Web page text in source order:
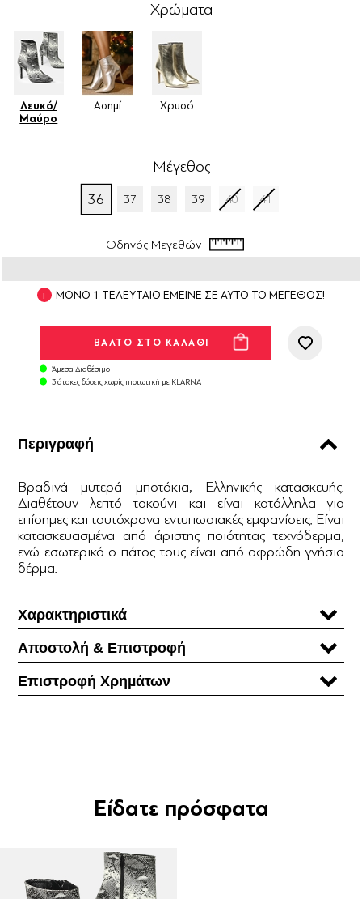
Χρώματα
Λευκό/
Μαύρο
Ασημί Χρυσό
Μέγεθος
36 37 38 39 40 41
Οδηγός Μεγεθών
ΜΟΝΟ 1 ΤΕΛΕΥΤΑΙΟ ΕΜΕΙΝΕ ΣΕ ΑΥΤΟ ΤΟ ΜΕΓΕΘΟΣ!
Άμεσα Διαθέσιμο
3 άτοκες δόσεις χωρίς πιστωτική με KLARNA
Περιγραφή
Βραδινά μυτερά μποτάκια, Ελληνικής κατασκευής.
Διαθέτουν λεπτό τακούνι και είναι κατάλληλα για
επίσημες και ταυτόχρονα εντυπωσιακές εμφανίσεις. Είναι
κατασκευασμένα από άριστης ποιότητας τεχνόδερμα,
ενώ εσωτερικά ο πάτος τους είναι από αφρώδη γνήσιο
δέρμα.
Χαρακτηριστικά
Αποστολή & Επιστροφή
Επιστροφή Χρηµάτων
Είδατε πρόσφατα